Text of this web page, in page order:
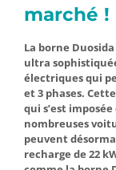
marché !
La borne
ultra
électriques qui
et 3 phases.
qui s’est
nombreuses
peuvent
recharge de 22